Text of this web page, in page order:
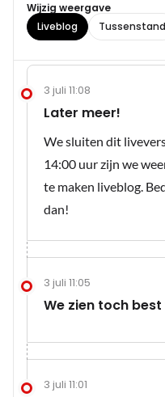
Wijzig weergave
Liveblog
Tussenstand
3 juli 11:08
Later meer!
We sluiten dit
14:00 uur zijn we
te maken liveblog.
dan!
3 juli 11:05
We zien toch
3 juli 11:01